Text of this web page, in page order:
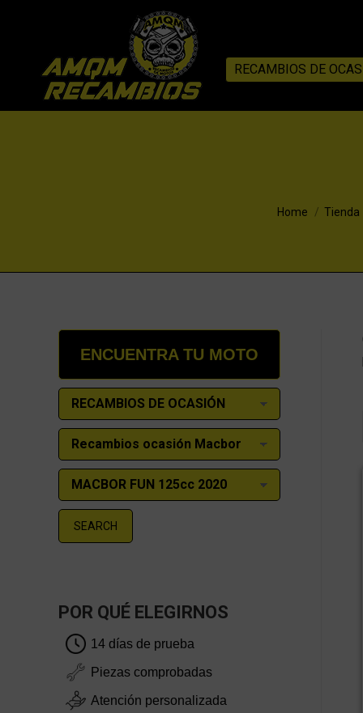
RECAMBIOS DE
You are here:
Home Tienda
ENCUENTRA TU MOTO
SEARCH
POR QUÉ ELEGIRNOS
14 días de prueba
Piezas comprobadas
Atención personalizada